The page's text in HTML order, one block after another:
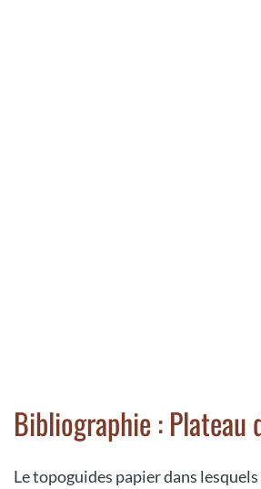
Bibliographie : Plateau
Le topoguides papier dans